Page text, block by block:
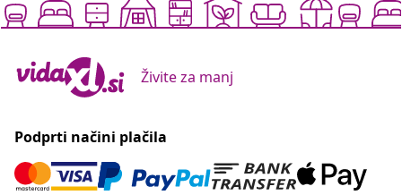
Živite za manj
Podprti načini plačila